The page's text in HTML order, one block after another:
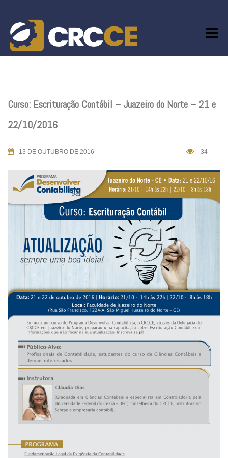
content
Curso: Escrituração Contábil – Juazeiro do Norte – 21 e
22/10/2016
13 DE OUTUBRO DE 2016 34